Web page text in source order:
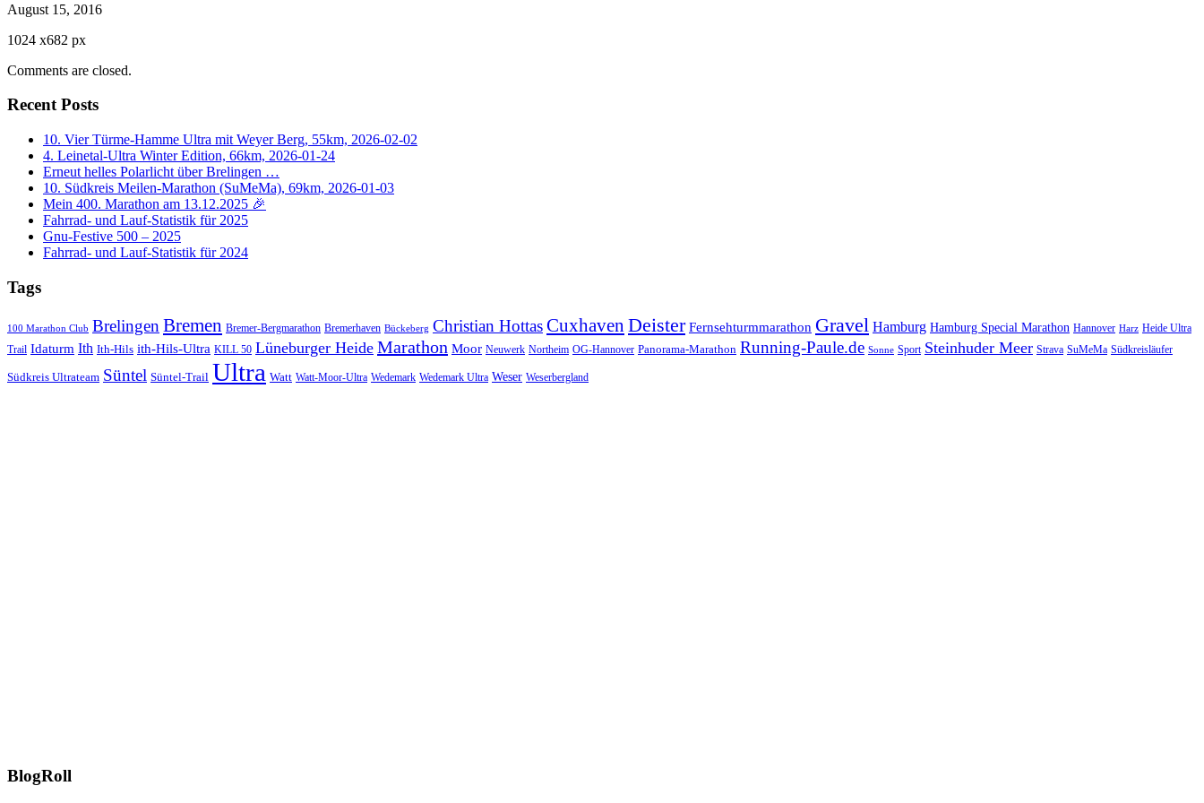
August 15, 2016
1024 x682 px
Comments are closed.
Recent Posts
10. Vier Türme-Hamme Ultra mit Weyer Berg, 55km, 2026-02-02
4. Leinetal-Ultra Winter Edition, 66km, 2026-01-24
Erneut helles Polarlicht über Brelingen …
10. Südkreis Meilen-Marathon (SuMeMa), 69km, 2026-01-03
Mein 400. Marathon am 13.12.2025 🎉
Fahrrad- und Lauf-Statistik für 2025
Gnu-Festive 500 – 2025
Fahrrad- und Lauf-Statistik für 2024
Tags
100 Marathon Club BrelingenBremen Bremer-Bergmarathon Bremerhaven Bückeberg Christian HottasCuxhaven Deister Fernsehturmmarathon Gravel Hamburg Hamburg Special Marathon Hannover Harz Heide Ultra
Trail Idaturm Ith Ith-Hils ith-Hils-Ultra KILL 50 Lüneburger Heide Marathon Moor Neuwerk Northeim OG-Hannover Panorama-Marathon Running-Paule.de Sonne Sport Steinhuder Meer Strava SuMeMa Südkreisläufer
Südkreis Ultrateam Süntel Süntel-Trail Ultra Watt Watt-Moor-Ultra Wedemark Wedemark Ultra Weser Weserbergland
BlogRoll